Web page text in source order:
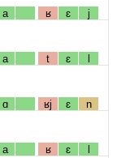
a ʁ ɛ j
a t ɛ l
ɑ ʁj ɛ n
a ʁ ɛ l